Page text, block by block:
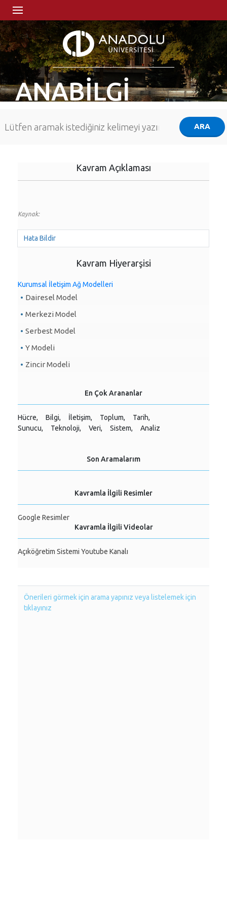
ANABİLGİ
Kavram Açıklaması
Kaynak:
Hata Bildir
Kavram Hiyerarşisi
Kurumsal İletişim Ağ Modelleri
Dairesel Model
Merkezi Model
Serbest Model
Y Modeli
Zincir Modeli
En Çok Arananlar
Hücre, Bilgi, İletişim, Toplum,
Tarih,
Sunucu,
Teknoloji, Veri, Sistem, Analiz
Son Aramalarım
Kavramla İlgili Resimler
Google Resimler
Kavramla İlgili Videolar
Açıköğretim Sistemi Youtube Kanalı
Önerileri görmek için arama yapınız veya listelemek için
tıklayınız